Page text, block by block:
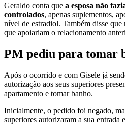
Geraldo conta que a esposa não
controlados, apenas suplementos,
nível de estradiol. Também disse que
que apoiariam o relacionamento
PM pediu para tomar
Após o ocorrido e com Gisele já
autorização aos seus superiores
apartamento e tomar banho.
Inicialmente, o pedido foi negado,
superiores autorizaram a sua entrada